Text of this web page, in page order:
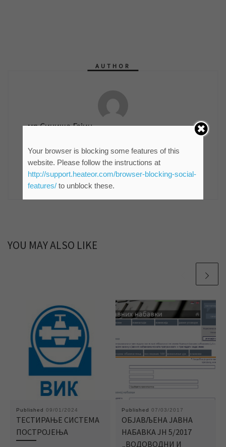
AUTHOR
мр Синиша Гајин
комуникација ЈКП "Водовод и канализација"
Зрењанин
861 POSTS
YOU MAY ALSO LIKE
Published 09/01/2024
ТЕСТИРАЊЕ СИСТЕМА
ПОСТРОЈЕЊА
Published 07/03/2017
ОБЈАВЉЕНА ЈАВНА
НАБАВКА ЈН 5/2017
„ВОДОВОДНИ И
Your browser is blocking some features of this
website. Please follow the instructions at
http://support.heateor.com/browser-blocking-social-
features/to unblock these.